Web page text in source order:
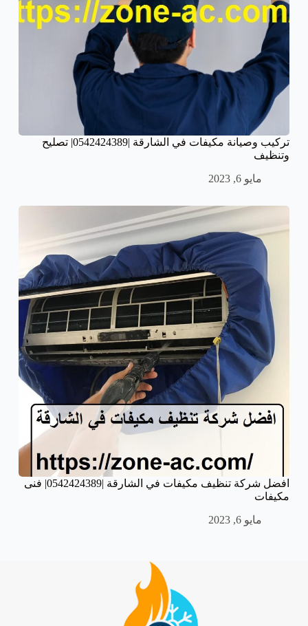
تركيب وصيانة مكيفات في الشارقة |0542424389| تصليح
وتنظيف
مايو 6, 2023
افضل شركة تنظيف مكيفات في الشارقة |0542424389| فنى
مكيفات
مايو 6, 2023